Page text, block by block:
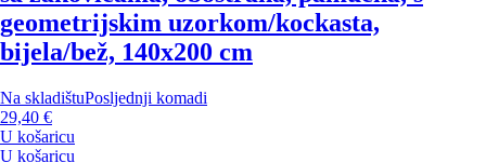
geometrijskim uzorkom/kockasta,
bijela/bež, 140x200 cm
Na skladištuPosljednji komadi
29,40 €
U košaricu
U košaricu